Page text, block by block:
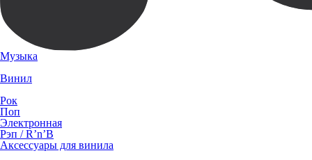
Музыка
Винил
Рок
Поп
Электронная
Рэп / R’n’B
Аксессуары для винила